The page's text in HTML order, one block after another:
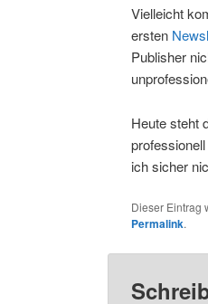
Vielleicht
ersten
Publisher
Heute steht
ich sicher
Dieser Eintrag
Permalink.